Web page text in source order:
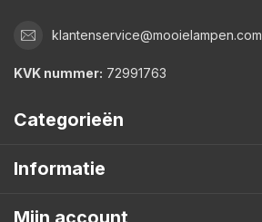
klantenservice@mooielampen.com
KVK nummer: 72991763
Categorieën
Informatie
Mijn account